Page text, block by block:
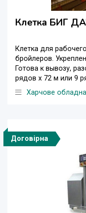
Клетка БИГ
Клетка для
бройлеров.
Готова к вывозу,
рядов х 72 м или 9
Харчове
Договірна